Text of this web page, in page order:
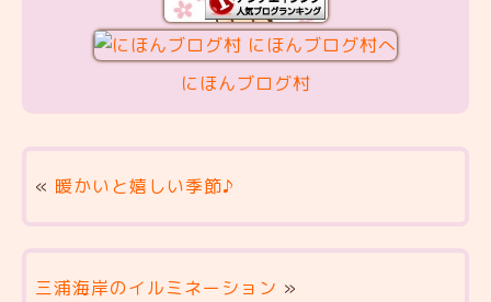
にほんブログ村
« 暖かいと嬉しい季節♪
三浦海岸のイルミネーション »